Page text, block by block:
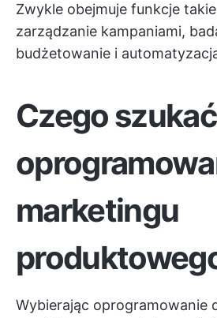
Zwykle obejmuje funkcje
zarządzanie kampaniami,
budżetowanie i
Czego
marketingu
Wybierając oprogramowanie